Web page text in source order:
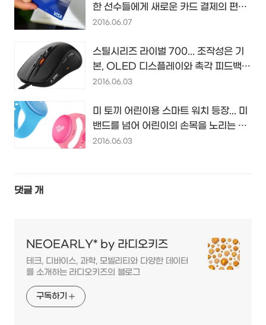
한 선수들에게 새로운 카드 결제의 편리
함을 제안하다...
2016.06.07
스틸시리즈 라이벌 700... 조작성은 기
본, OLED 디스플레이와 촉각 피드백을
더한 게이밍 마우스...
2016.06.03
미 토끼 어린이용 스마트 워치 등장... 미
밴드를 넘어 어린이의 손목을 노리는 샤
오미의 웨어러블...
2016.06.03
댓글 개
NEOEARLY* by 라디오키즈
테크, 디바이스, 과학, 모빌리티와 다양한 데이터
를 소개하는 라디오키즈의 블로그
구독하기